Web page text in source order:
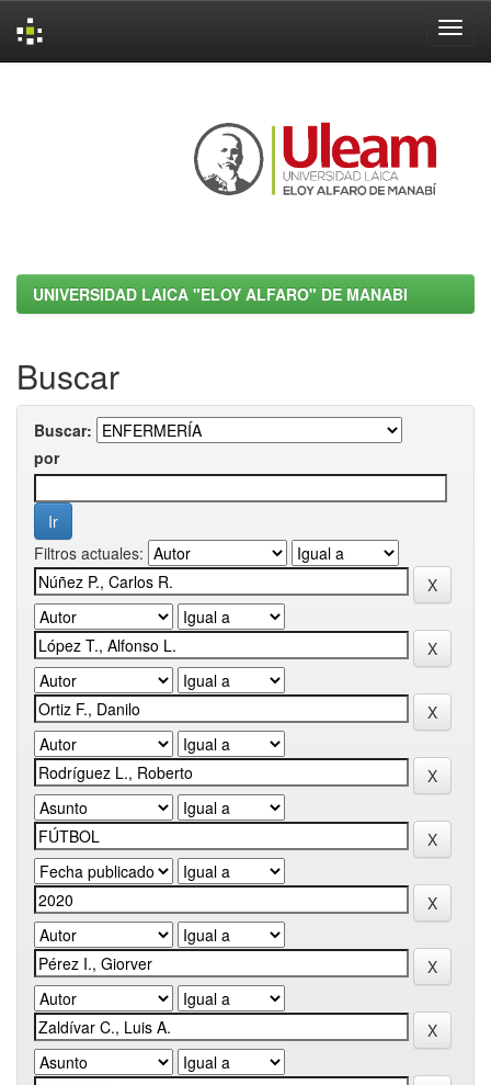
UNIVERSIDAD LAICA "ELOY ALFARO" DE MANABI
Buscar
Buscar:
por
Filtros actuales: